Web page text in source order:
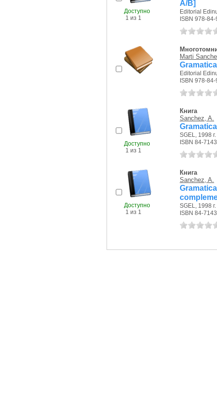
Доступно
1 из 1
A/B]
Editorial
ISBN 978-
Marti
Editorial
ISBN 978-
Доступно
1 из 1
Книга
Sanchez, A.
SGEL, 1998 г.
ISBN 84-
Доступно
1 из 1
Книга
Sanchez, A.
SGEL, 1998 г.
ISBN 84-